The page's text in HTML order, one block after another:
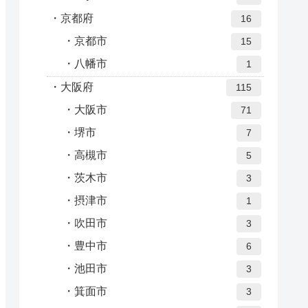
京都府 16
京都市 15
八幡市 1
大阪府 115
大阪市 71
堺市 7
高槻市 5
茨木市 3
摂津市 1
吹田市 3
豊中市 6
池田市 3
箕面市 3